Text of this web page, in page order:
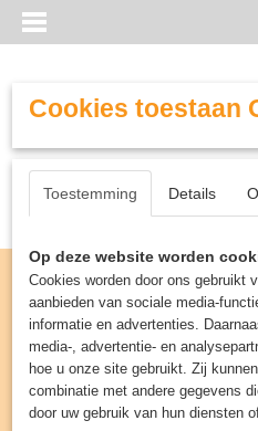
Inloggen Registreren
Cookies toestaan
Toestemming Details
Op deze website worden
Cookies worden door ons gebruikt
aanbieden van sociale media-
informatie en advertenties.
media-, advertentie- en
hoe u onze site gebruikt. Zij
combinatie met andere gegevens
door uw gebruik van hun diensten